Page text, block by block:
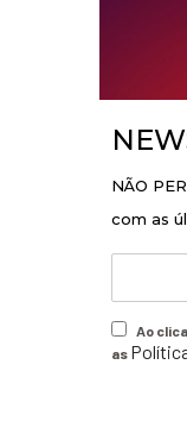
NÃO
com as
Ao
as